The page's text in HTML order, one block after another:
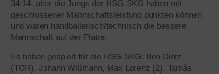
34:14, aber die Jungs der HSG-SKG haben mit
geschlossener Mannschaftsleistung punkten können
und waren handballerisch/technisch die bessere
Mannschaft auf der Platte.
Es haben gespielt für die HSG-SKG: Ben Dietz
(TOR), Johann Wißmann, Max Lorenz (2), Tamás